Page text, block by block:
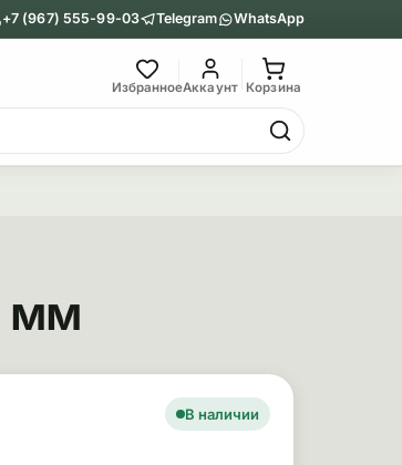
+7 (967) 555-99-03 Telegram WhatsApp
ИзбранноеАккаунт Корзина
Главное меню
Гриндеры
Металлические
мм
В наличии